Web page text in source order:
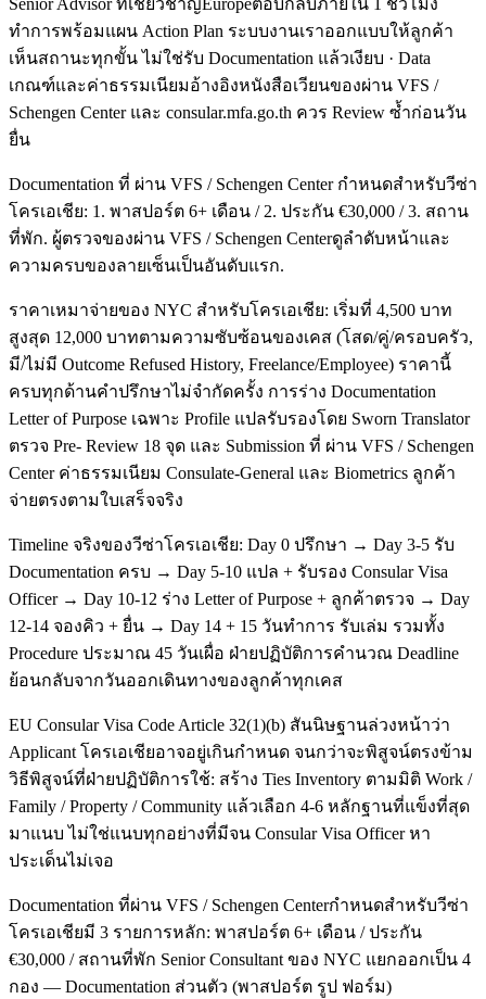
Senior Advisor ที่เชี่ยวชาญEuropeตอบกลับภายใน 1 ชั่วโมง
ทำการพร้อมแผน Action Plan ระบบงานเราออกแบบให้ลูกค้า
เห็นสถานะทุกขั้น ไม่ใช่รับ Documentation แล้วเงียบ · Data
เกณฑ์และค่าธรรมเนียมอ้างอิงหนังสือเวียนของผ่าน VFS /
Schengen Center และ consular.mfa.go.th ควร Review ซ้ำก่อนวัน
ยื่น
Documentation ที่ ผ่าน VFS / Schengen Center กำหนดสำหรับวีซ่า
โครเอเชีย: 1. พาสปอร์ต 6+ เดือน / 2. ประกัน €30,000 / 3. สถาน
ที่พัก. ผู้ตรวจของผ่าน VFS / Schengen Centerดูลำดับหน้าและ
ความครบของลายเซ็นเป็นอันดับแรก.
ราคาเหมาจ่ายของ NYC สำหรับโครเอเชีย: เริ่มที่ 4,500 บาท
สูงสุด 12,000 บาทตามความซับซ้อนของเคส (โสด/คู่/ครอบครัว,
มี/ไม่มี Outcome Refused History, Freelance/Employee) ราคานี้
ครบทุกด้านคำปรึกษาไม่จำกัดครั้ง การร่าง Documentation
Letter of Purpose เฉพาะ Profile แปลรับรองโดย Sworn Translator
ตรวจ Pre- Review 18 จุด และ Submission ที่ ผ่าน VFS / Schengen
Center ค่าธรรมเนียม Consulate-General และ Biometrics ลูกค้า
จ่ายตรงตามใบเสร็จจริง
Timeline จริงของวีซ่าโครเอเชีย: Day 0 ปรึกษา → Day 3-5 รับ
Documentation ครบ → Day 5-10 แปล + รับรอง Consular Visa
Officer → Day 10-12 ร่าง Letter of Purpose + ลูกค้าตรวจ → Day
12-14 จองคิว + ยื่น → Day 14 + 15 วันทำการ รับเล่ม รวมทั้ง
Procedure ประมาณ 45 วันเผื่อ ฝ่ายปฏิบัติการคำนวณ Deadline
ย้อนกลับจากวันออกเดินทางของลูกค้าทุกเคส
EU Consular Visa Code Article 32(1)(b) สันนิษฐานล่วงหน้าว่า
Applicant โครเอเชียอาจอยู่เกินกำหนด จนกว่าจะพิสูจน์ตรงข้าม
วิธีพิสูจน์ที่ฝ่ายปฏิบัติการใช้: สร้าง Ties Inventory ตามมิติ Work /
Family / Property / Community แล้วเลือก 4-6 หลักฐานที่แข็งที่สุด
มาแนบ ไม่ใช่แนบทุกอย่างที่มีจน Consular Visa Officer หา
ประเด็นไม่เจอ
Documentation ที่ผ่าน VFS / Schengen Centerกำหนดสำหรับวีซ่า
โครเอเชียมี 3 รายการหลัก: พาสปอร์ต 6+ เดือน / ประกัน
€30,000 / สถานที่พัก Senior Consultant ของ NYC แยกออกเป็น 4
กอง — Documentation ส่วนตัว (พาสปอร์ต รูป ฟอร์ม)